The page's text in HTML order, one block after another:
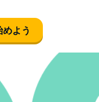
よう